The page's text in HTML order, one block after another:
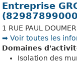
Entreprise
1 RUE PAUL
➡️ Voir toutes les
Domaines
Isolation des